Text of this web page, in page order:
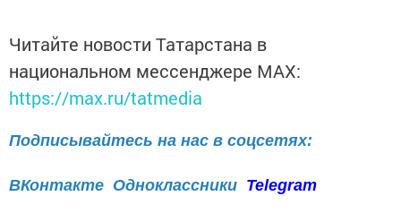
Читайте новости Татарстана в
национальном мессенджере MАХ:
https://max.ru/tatmedia
Подписывайтесь на нас в соцсетях:
ВКонтакте Одноклассники Telegram